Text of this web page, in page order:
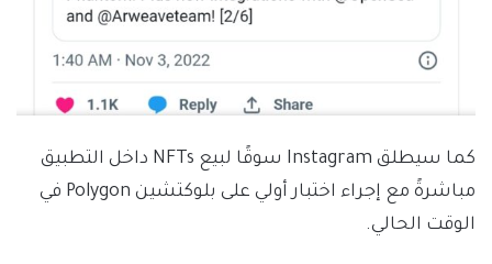
كما سيطلق Instagram سوقًا لبيع NFTs داخل التطبيق
مباشرةً مع إجراء اختبار أولي على بلوكتشين Polygon في
الوقت الحالي.